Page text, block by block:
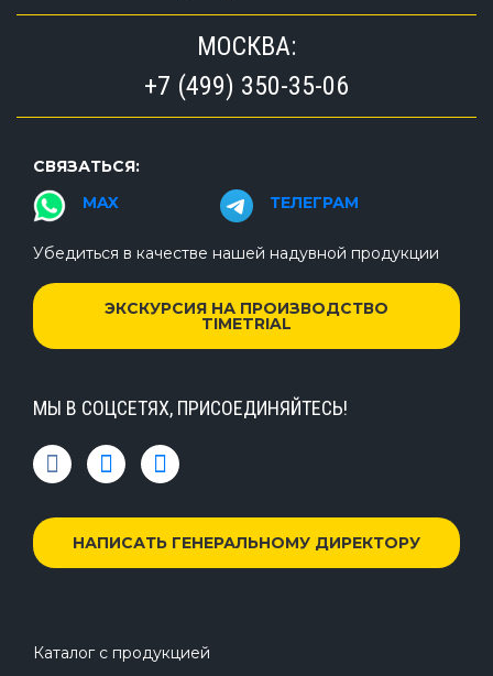
МОСКВА:
+7 (499) 350-35-06
СВЯЗАТЬСЯ:
MAX
ТЕЛЕГРАМ
Убедиться в качестве нашей надувной продукции
ЭКСКУРСИЯ НА ПРОИЗВОДСТВО
TIMETRIAL
МЫ В СОЦСЕТЯХ, ПРИСОЕДИНЯЙТЕСЬ!
НАПИСАТЬ ГЕНЕРАЛЬНОМУ ДИРЕКТОРУ
Каталог с продукцией